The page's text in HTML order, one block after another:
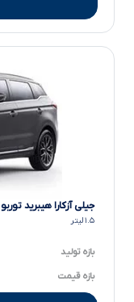
جیلی آزکارا هیبرید توربو
۱.۵ لیتر
بازه تولید
بازه قیمت